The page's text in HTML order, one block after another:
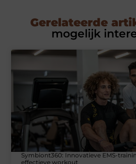
Gerelateerde
mogelijk
Symbiont360: Innovatieve EMS-
effectieve workout